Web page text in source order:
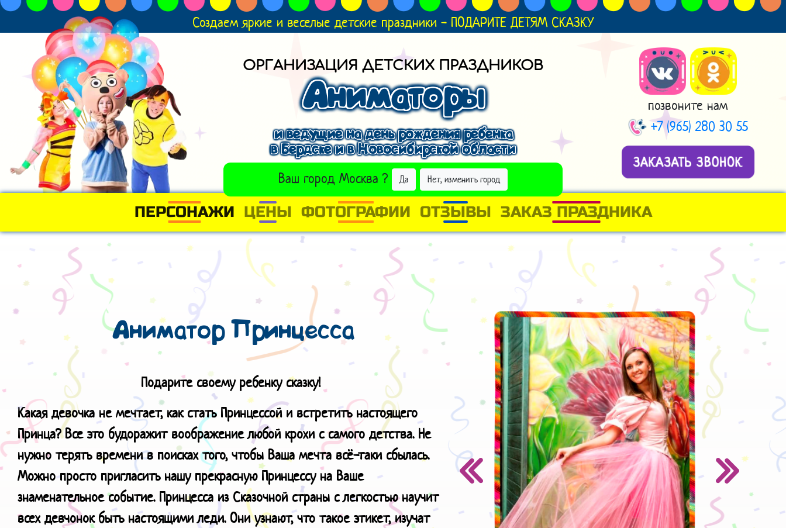
Создаем яркие и веселые детские праздники - ПОДАРИТЕ ДЕТЯМ СКАЗКУ
ОРГАНИЗАЦИЯ ДЕТСКИХ ПРАЗДНИКОВ
Аниматоры
и ведущие на день рождения ребенка
в Бердске и в Новосибирской области
Ваш город Москва ? Да Нет, изменить город
ВЫБРАТЬ ДРУГОЙ ГОРОД
позвоните нам
+7 (965) 280 30 55
ЗАКАЗАТЬ ЗВОНОК
ПЕРСОНАЖИ ЦЕНЫ ФОТОГРАФИИ ОТЗЫВЫ ЗАКАЗ ПРАЗДНИКА
Аниматор Принцесса
Подарите своему ребенку сказку!
Какая девочка не мечтает, как стать Принцессой и встретить настоящего
Принца? Все это будоражит воображение любой крохи с самого детства. Не
нужно терять времени в поисках того, чтобы Ваша мечта всё-таки сбылась.
Можно просто пригласить нашу прекрасную Принцессу на Ваше
знаменательное событие. Принцесса из Сказочной страны с легкостью научит
всех девчонок быть настоящими леди. Они узнают, что такое этикет, изучат